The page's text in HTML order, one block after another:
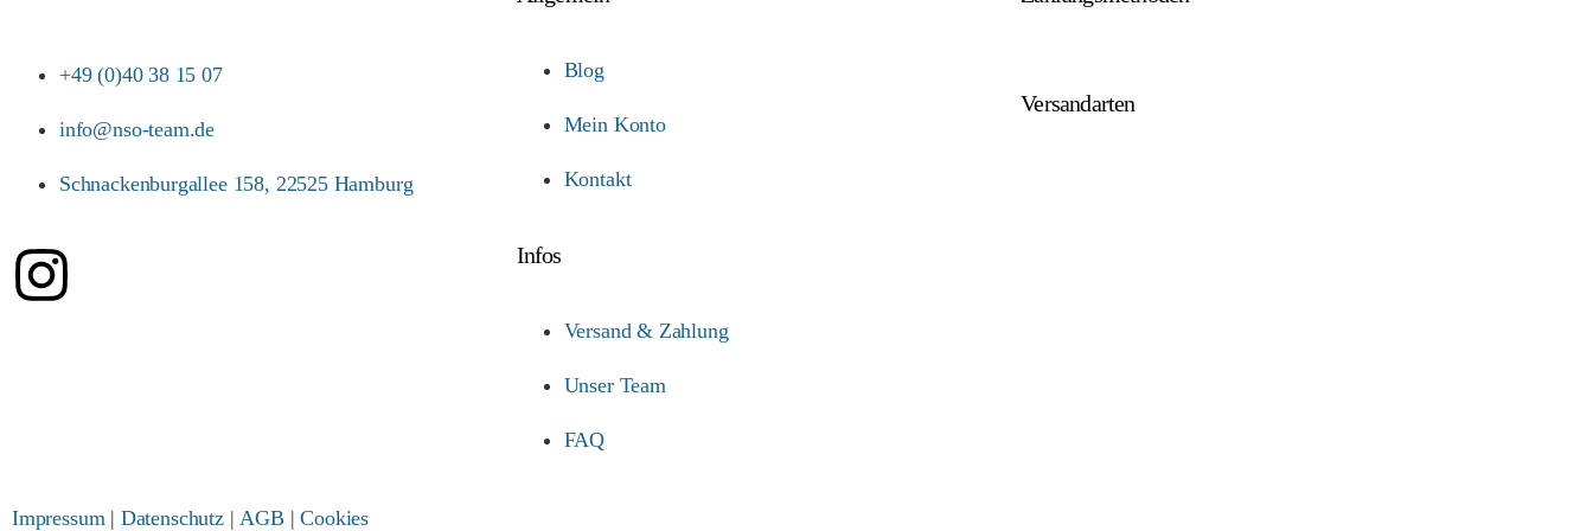
+49 (0)40 38 15 07
info@nso-team.de
Schnackenburgallee 158, 22525 Hamburg
Blog
Mein Konto
Kontakt
Infos
Versand & Zahlung
Unser Team
FAQ
Versandarten
Impressum | Datenschutz| AGB |Cookies